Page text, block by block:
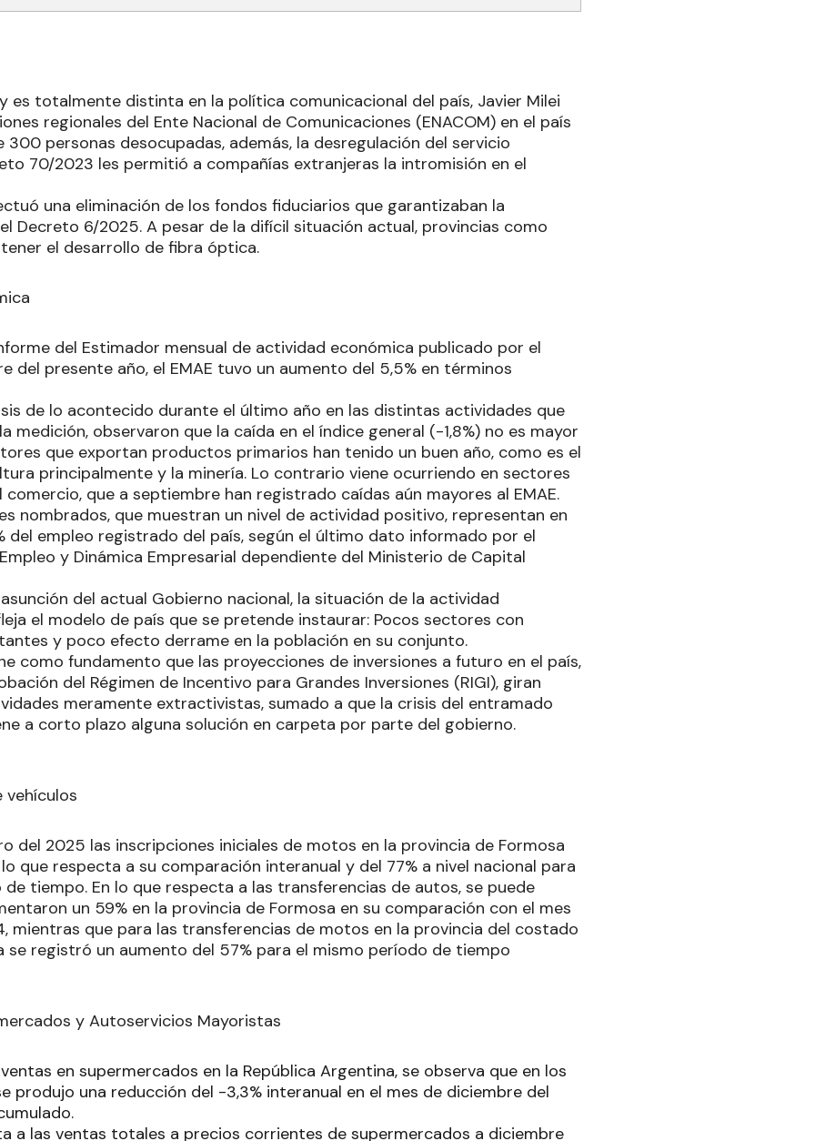
es totalmente distinta en la política comunicacional del país, Javier Milei
regionales del Ente Nacional de Comunicaciones (ENACOM) en el país
300 personas desocupadas, además, la desregulación del servicio
70/2023 les permitió a compañías extranjeras la intromisión en el
una eliminación de los fondos fiduciarios que garantizaban la
Decreto 6/2025. A pesar de la difícil situación actual, provincias como
el desarrollo de fibra óptica.
del Estimador mensual de actividad económica publicado por el
del presente año, el EMAE tuvo un aumento del 5,5% en términos
de lo acontecido durante el último año en las distintas actividades que
medición, observaron que la caída en el índice general (-1,8%) no es mayor
que exportan productos primarios han tenido un buen año, como es el
principalmente y la minería. Lo contrario viene ocurriendo en sectores
que a septiembre han registrado caídas aún mayores al EMAE.
nombrados, que muestran un nivel de actividad positivo, representan en
del empleo registrado del país, según el último dato informado por el
y Dinámica Empresarial dependiente del Ministerio de Capital
del actual Gobierno nacional, la situación de la actividad
el modelo de país que se pretende instaurar: Pocos sectores con
y poco efecto derrame en la población en su conjunto.
como fundamento que las proyecciones de inversiones a futuro en el país,
del Régimen de Incentivo para Grandes Inversiones (RIGI), giran
meramente extractivistas, sumado a que la crisis del entramado
a corto plazo alguna solución en carpeta por parte del gobierno.
vehículos
del 2025 las inscripciones iniciales de motos en la provincia de Formosa
lo que respecta a su comparación interanual y del 77% a nivel nacional para
tiempo. En lo que respecta a las transferencias de autos, se puede
un 59% en la provincia de Formosa en su comparación con el mes
mientras que para las transferencias de motos en la provincia del costado
se registró un aumento del 57% para el mismo período de tiempo
y Autoservicios Mayoristas
en supermercados en la República Argentina, se observa que en los
produjo una reducción del -3,3% interanual en el mes de diciembre del
a las ventas totales a precios corrientes de supermercados a diciembre